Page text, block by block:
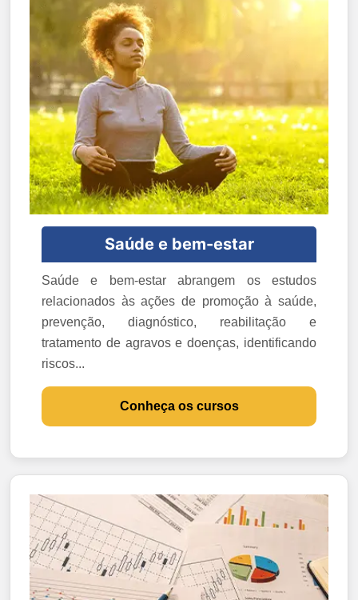
Saúde e bem-estar
Saúde e bem-estar abrangem os estudos
relacionados às ações de promoção à saúde,
prevenção, diagnóstico, reabilitação e
tratamento de agravos e doenças, identificando
riscos...
Conheça os cursos